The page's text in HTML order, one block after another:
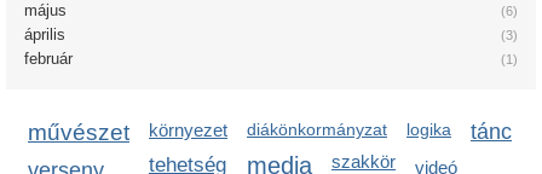
(6)
május
(3)
április
(1)
február
művészet környezet diákönkormányzat logika
media szakkör
tánc
tehetség videó